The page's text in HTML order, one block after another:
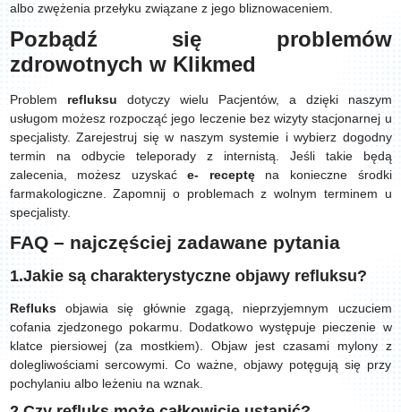
albo zwężenia przełyku związane z jego bliznowaceniem.
Pozbądź się problemów
zdrowotnych w Klikmed
Problem refluksu dotyczy wielu Pacjentów, a dzięki naszym
usługom możesz rozpocząć jego leczenie bez wizyty stacjonarnej u
specjalisty. Zarejestruj się w naszym systemie i wybierz dogodny
termin na odbycie teleporady z internistą. Jeśli takie będą
zalecenia, możesz uzyskaće- receptęna konieczne środki
farmakologiczne. Zapomnij o problemach z wolnym terminem u
specjalisty.
FAQ – najczęściej zadawane pytania
1.Jakie są charakterystyczne objawy refluksu?
Refluksobjawia się głównie zgagą, nieprzyjemnym uczuciem
cofania zjedzonego pokarmu. Dodatkowo występuje pieczenie w
klatce piersiowej (za mostkiem). Objaw jest czasami mylony z
dolegliwościami sercowymi. Co ważne, objawy potęgują się przy
pochylaniu albo leżeniu na wznak.